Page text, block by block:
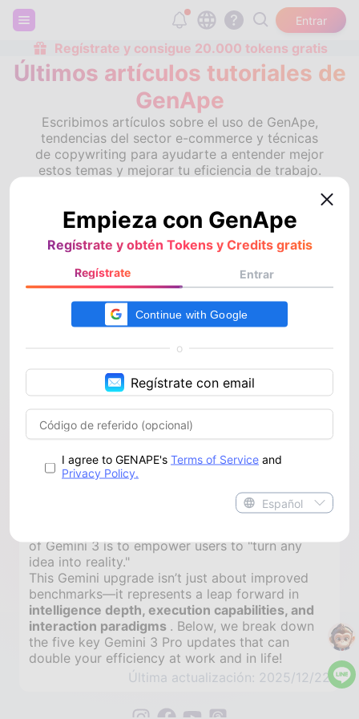
Entrar
Regístrate y consigue 20.000 tokens gratis
Últimos artículos tutoriales de
GenApe
Escribimos artículos sobre el uso de GenApe,
tendencias del sector e-commerce y técnicas
de copywriting para ayudarte a entender mejor
estos temas y mejorar tu eficiencia de trabajo.
Vídeo Artículo
Gemini 3.0 Launch: What’s New in Google Gemini 3 Pro?
On November 19, 2025, Google officially unveiled its next-generation
of Gemini 3 is to empower users to "turn any
idea into reality."
This Gemini upgrade isn’t just about improved
benchmarks—it represents a leap forward in
intelligence depth, execution capabilities, and
interaction paradigms . Below, we break down
the five key Gemini 3 Pro updates that can
double your efficiency at work and in life!
Última actualización: 2025/12/22
Empieza con GenApe
Regístrate y obtén Tokens y Credits gratis
Regístrate Entrar
o
Regístrate con email
I agree to GENAPE's Terms of Service and
Privacy Policy.
Español